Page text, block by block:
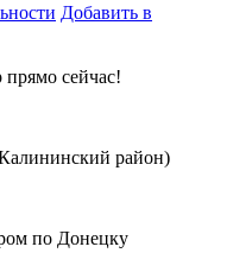
Добавить в
прямо сейчас!
район)
по Донецку